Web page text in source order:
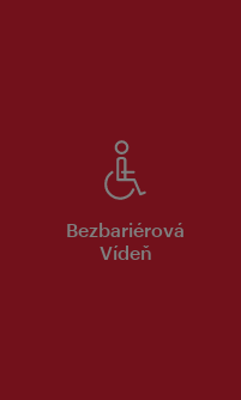
Bezbariérová
Vídeň